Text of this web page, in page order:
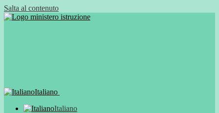
Salta al contenuto
Italiano
Italiano